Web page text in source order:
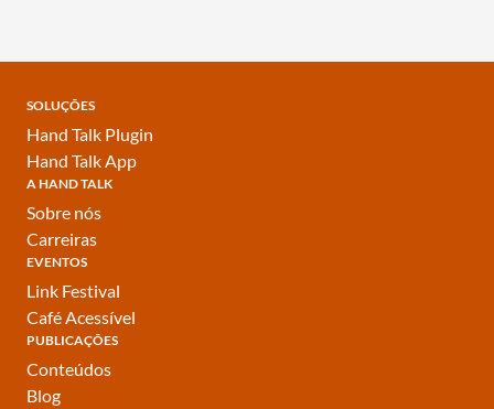
SOLUÇÕES
Hand Talk Plugin
Hand Talk App
A HAND TALK
Sobre nós
Carreiras
EVENTOS
Link Festival
Café Acessível
PUBLICAÇÕES
Conteúdos
Blog